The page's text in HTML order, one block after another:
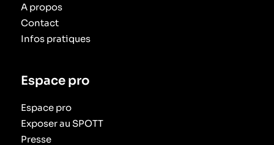
A propos
Contact
Infos pratiques
Espace pro
Espace pro
Exposer au SPOTT
Presse